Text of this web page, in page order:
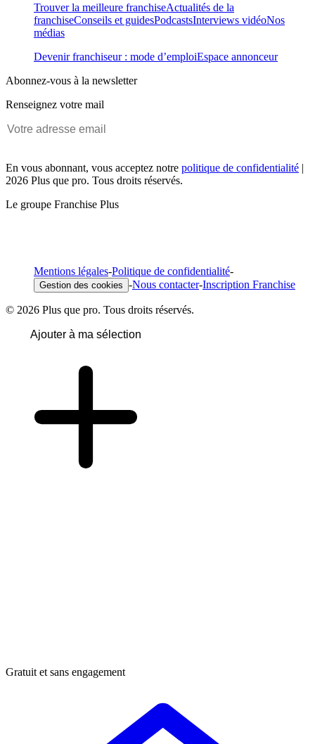
Trouver la meilleure franchiseActualités de la
franchiseConseils et guidesPodcastsInterviews vidéoNos
médias
Devenir franchiseur : mode d’emploiEspace annonceur
Abonnez-vous à la newsletter
Renseignez votre mail
En vous abonnant, vous acceptez notre politique de confidentialité |
2026 Plus que pro. Tous droits réservés.
Le groupe Franchise Plus
Mentions légales-Politique de confidentialité-
Gestion des cookies -Nous contacter-Inscription Franchise
© 2026 Plus que pro. Tous droits réservés.
Ajouter à ma sélection
Gratuit et sans engagement